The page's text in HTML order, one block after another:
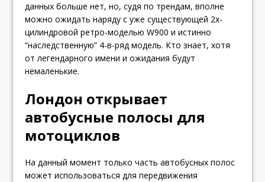
данных больше нет, но, судя по трендам, вполне
можно ожидать наряду с уже существующей 2х-
цилиндровой ретро-моделью W900 и истинно
“наследственную” 4-в-ряд модель. Кто знает, хотя
от легендарного имени и ожидания будут
немаленькие.
Лондон открывает
автобусные полосы для
мотоциклов
На данный момент только часть автобусных полос
может использоваться для передвижения